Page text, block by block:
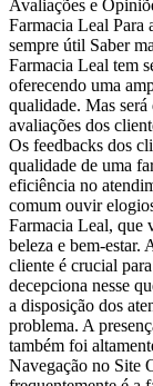
Avaliações e
Farmacia Leal Para
sempre útil Saber
Farmacia Leal tem
oferecendo uma
qualidade. Mas será
avaliações dos
Os feedbacks dos
qualidade de uma
eficiência no
comum ouvir
Farmacia Leal, que
beleza e bem-estar.
cliente é crucial
decepciona nesse
a disposição dos
problema. A
também foi
Navegação no Site